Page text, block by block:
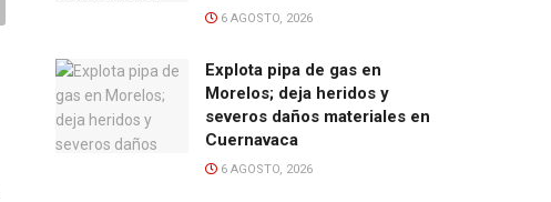
6 AGOSTO, 2026
Explota pipa de gas en
Morelos; deja heridos y
severos daños materiales en
Cuernavaca
6 AGOSTO, 2026